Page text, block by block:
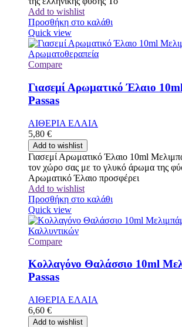
Add to wishlist
Προσθήκη στο καλάθι
Quick view
Compare
Γιασεμί Αρωματικό Έλαιο
Passas
ΑΙΘΕΡΙΑ ΕΛΑΙΑ
5,80 €
Add to wishlist
Γιασεμί Αρωματικό Έλαιο 10ml
τον χώρο σας με το γλυκό άρωμα της
Αρωματικό Έλαιο προσφέρει
Add to wishlist
Προσθήκη στο καλάθι
Quick view
Compare
Κολλαγόνο Θαλάσσιο 10ml
Passas
ΑΙΘΕΡΙΑ ΕΛΑΙΑ
6,60 €
Add to wishlist